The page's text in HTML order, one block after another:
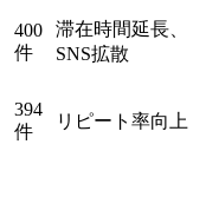
400
件
滞在時間延長、
SNS拡散
394
件
リピート率向上